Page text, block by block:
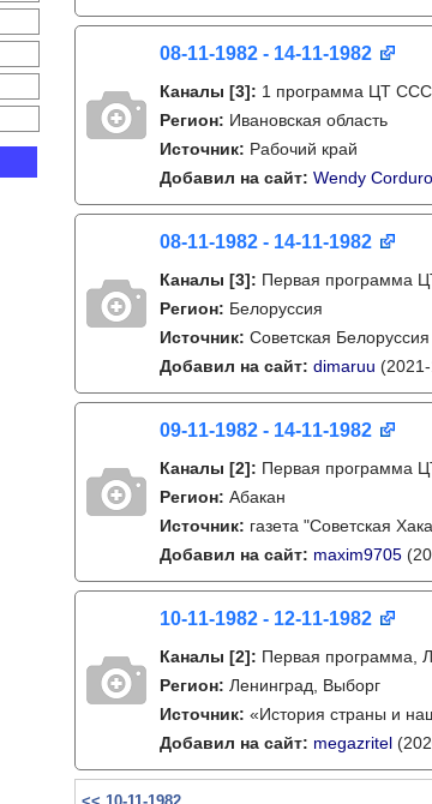
08-11-1982 - 14-11-1982
Каналы [3]: 1 программа ЦТ
Регион: Ивановская область
Источник: Рабочий край
Добавил на сайт: Wendy
08-11-1982 - 14-11-1982
Каналы [3]: Первая программа
Регион: Белоруссия
Источник: Советская Белоруссия
Добавил на сайт: dimaruu
09-11-1982 - 14-11-1982
Каналы [2]: Первая программа
Регион: Абакан
Источник: газета "Советская
Добавил на сайт: maxim9705
10-11-1982 - 12-11-1982
Каналы [2]: Первая программа,
Регион: Ленинград, Выборг
Источник: «История страны и
Добавил на сайт: megazritel